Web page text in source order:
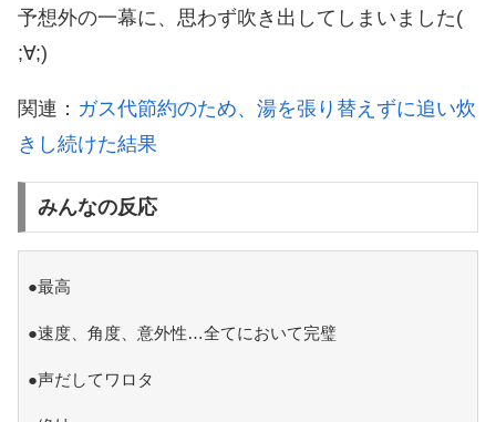
予想外の一幕に、思わず吹き出してしまいました(
;∀;)
関連： ガス代節約のため、湯を張り替えずに追い炊
きし続けた結果
みんなの反応
●最高
●速度、角度、意外性…全てにおいて完璧
●声だしてワロタ